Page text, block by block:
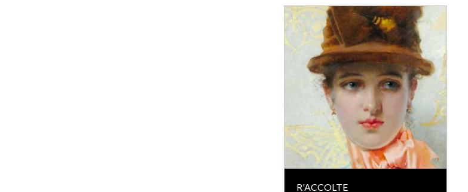
R'ACCOLTE